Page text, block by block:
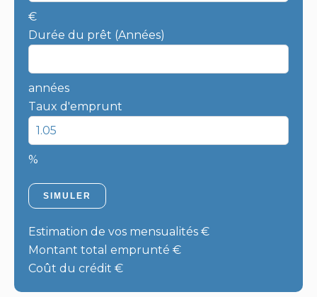
€
Durée du prêt (Années)
années
Taux d'emprunt
%
SIMULER
Estimation de vos mensualités €
Montant total emprunté €
Coût du crédit €